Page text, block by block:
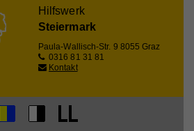
Hilfswerk
Steiermark
Paula-Wallisch-Str. 9 8055 Graz
0316 81 31 81
Kontakt
zu generieren.
7